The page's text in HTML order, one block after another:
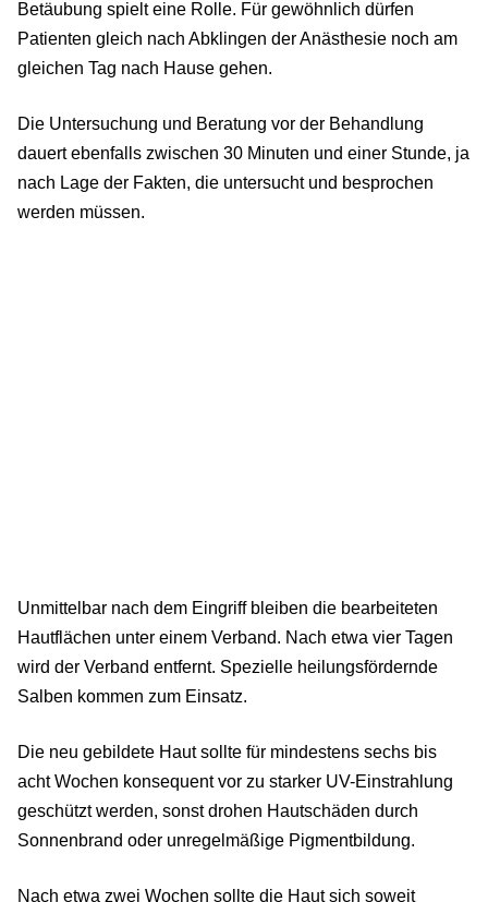
Betäubung spielt eine Rolle. Für gewöhnlich dürfen
Patienten gleich nach Abklingen der Anästhesie noch am
gleichen Tag nach Hause gehen.
Die Untersuchung und Beratung vor der Behandlung
dauert ebenfalls zwischen 30 Minuten und einer Stunde, ja
nach Lage der Fakten, die untersucht und besprochen
werden müssen.
Unmittelbar nach dem Eingriff bleiben die bearbeiteten
Hautflächen unter einem Verband. Nach etwa vier Tagen
wird der Verband entfernt. Spezielle heilungsfördernde
Salben kommen zum Einsatz.
Die neu gebildete Haut sollte für mindestens sechs bis
acht Wochen konsequent vor zu starker UV-Einstrahlung
geschützt werden, sonst drohen Hautschäden durch
Sonnenbrand oder unregelmäßige Pigmentbildung.
Nach etwa zwei Wochen sollte die Haut sich soweit